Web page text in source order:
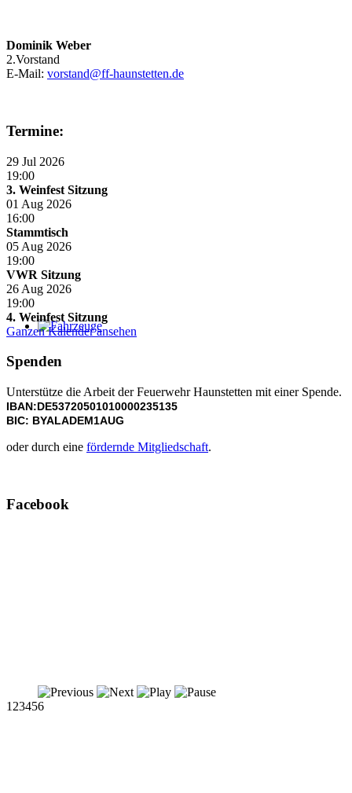
Fahrzeuge
Weitere Infos zu unseren Fahrzeugen
1 23456
Dominik Weber
2.Vorstand
E-Mail: vorstand@ff-haunstetten.de
Termine:
29 Jul 2026
19:00
3. Weinfest Sitzung
01 Aug 2026
16:00
Stammtisch
05 Aug 2026
19:00
VWR Sitzung
26 Aug 2026
19:00
4. Weinfest Sitzung
Ganzen Kalender ansehen
Spenden
Unterstütze die Arbeit der Feuerwehr Haunstetten mit einer Spende.
IBAN:DE53720501010000235135
BIC: BYALADEM1AUG
oder durch eine fördernde Mitgliedschaft.
Facebook